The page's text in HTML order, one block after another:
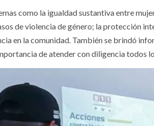
como la igualdad sustantiva entre
de violencia de género; la protección
en la comunidad. También se brindó
de atender con diligencia todos